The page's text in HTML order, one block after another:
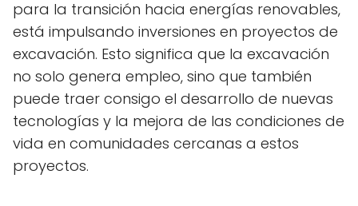
para la transición hacia energías renovables,
está impulsando inversiones en proyectos de
excavación. Esto significa que la excavación
no solo genera empleo, sino que también
puede traer consigo el desarrollo de nuevas
tecnologías y la mejora de las condiciones de
vida en comunidades cercanas a estos
proyectos.